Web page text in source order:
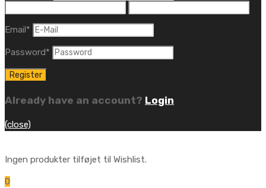
Email*
Password*
Already have an account? Login
(close)
Ingen produkter tilføjet til Wishlist.
0